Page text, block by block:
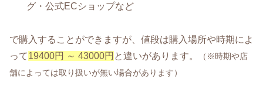
グ・公式ECショップなど
で購入することができますが、値段は購入場所や時期によ
って19400円 ～ 43000円 と違いがあります。
（※時期や店
舗によっては取り扱いが無い場合があります）